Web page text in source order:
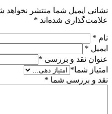
ایمیل شما منتشر نخواهد شد.
شده‌اند *
*
*
نقد و بررسی*
شما*
و بررسی شما*